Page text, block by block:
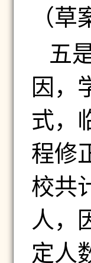
（
五
因，
式，
程修
校共
人，
定人